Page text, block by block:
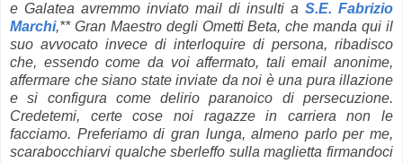
e Galatea avremmo inviato mail di insulti a S.E. Fabrizio
Marchi,** Gran Maestro degli Ometti Beta, che manda qui il
suo avvocato invece di interloquire di persona, ribadisco
che, essendo come da voi affermato, tali email anonime,
affermare che siano state inviate da noi è una pura illazione
e si configura come delirio paranoico di persecuzione.
Credetemi, certe cose noi ragazze in carriera non le
facciamo. Preferiamo di gran lunga, almeno parlo per me,
scarabocchiarvi qualche sberleffo sulla maglietta firmandoci